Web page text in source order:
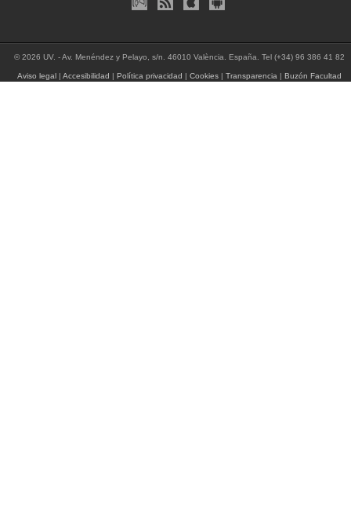
© 2026 UV. - Av. Menéndez y Pelayo, s/n. 46010 València. España. Tel (+34) 96 386 41 82
Aviso legal| Accesibilidad | Política privacidad | Cookies| Transparencia | Buzón Facultad